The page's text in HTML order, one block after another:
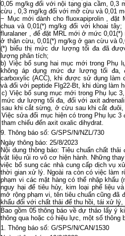
0,05 mg/kg đối với nội tạng gia cầm, 0,3
cừu , 0,3 mg/kg đối với mỡ cừu và 0,01
− Mục mới dành cho fluoxapiprolin ,
chua và 0,01(*) mg/kg đối với khoai
fluralaner , để đặt MRL mới ở mức
ở thận cừu, 0,01(*) mg/kg ở gan cừu và
(*) biểu thị mức dư lượng tối đa đã
lượng phân tích;
b) Việc bổ sung hai mục mới trong Phụ
không áp dụng mức dư lượng tối đa,
carboxylic (ACC), khi được sử dụng
và đối với peptide Flg22-Bt, khi dùng làm
c) Việc bổ sung mục mới trong Phụ lục
mức dư lượng tối đa, đối với axit
sau khi cắt sừng, ở cừu sau khi cắt
Việc sửa đổi mục hiện có trong Phụ lục
tham chiếu đến axit oxalic dihydrat.
Thông báo số: G/SPS/N/NZL/730
Ngày thông báo: 25/8/2023
Nội dung thông báo: Tiêu chuẩn chất
vật liệu rủi ro vô cơ hiện hành. Những
việc bổ sung các nhà cung cấp dịch vụ
thời gian xử lý. Ngoài ra còn có việc làm
phạm vi các mặt hàng có thể nhập khẩu
nguy hại để tiêu hủy, kim loại phế liệu
mở rộng phạm vi, tên tiêu chuẩn cũng đã
khẩu đối với chất thải để thu hồi, tái xử
Bao gồm 05 thông báo về dự thảo lấy ý
thông qua hoặc có hiệu lực, một số thông
Thông báo số: G/SPS/N/CAN/1530